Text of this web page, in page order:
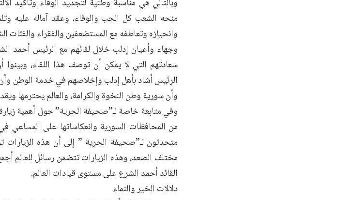
وبالتالي هي مناسبة وطنية لتجديد الوفاء وتأكيد
منحه الشعب كل الحب والوفاء، وعقد آماله عليه
وانحيازه وتعاطفه مع المستضعفين والفقراء والفئات
وجهاء وأعيان إدلب خلال لقائهم مع الرئيس أحمد
سعادتهم التي لا يمكن أن توصف هذا اللقاء، وبينوا
الرئيس أشاد بأهل إدلب وإخلاصهم في خدمة الوطن
وأن سورية وطن النخوة والكرامة، والعالم يحترمها
وفي متابعة خاصة لـ”صحيفة الحرية” حول أهمية
من المحافظات السورية وانعكاساتها على المساعي
متحدثون لـ”صحيفة الحرية ” إلى أن هذه الزيارات
مختلف الصعد، وهذه الزيارات تتضمن رسائل للعالم
القائد أحمد الشرع على مستوى قيادات العالم.
دلالات الخير والنماء